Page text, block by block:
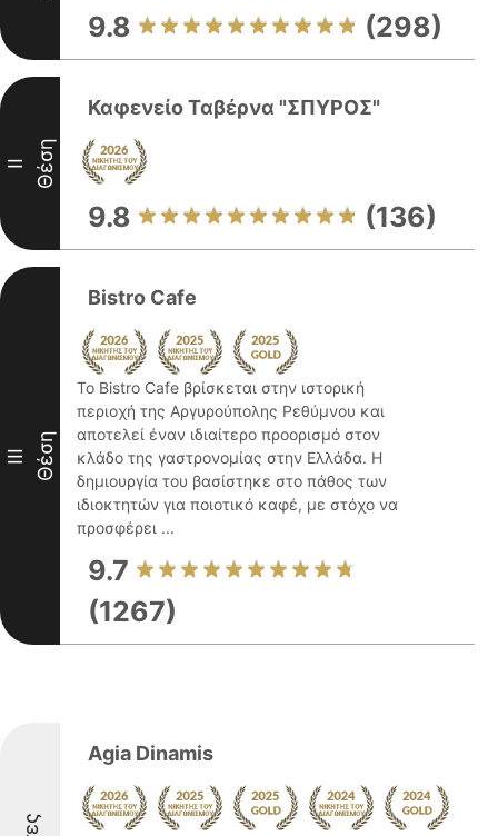
9.8 (298)
II Θέση
Καφενείο Ταβέρνα "ΣΠΥΡΟΣ"
9.8 (136)
III Θέση
Bistro Cafe
Το Bistro Cafe βρίσκεται στην ιστορική
περιοχή της Αργυρούπολης Ρεθύμνου και
αποτελεί έναν ιδιαίτερο προορισμό στον
κλάδο της γαστρονομίας στην Ελλάδα. Η
δημιουργία του βασίστηκε στο πάθος των
ιδιοκτητών για ποιοτικό καφέ, με στόχο να
προσφέρει ...
9.7
(1267)
Agia Dinamis